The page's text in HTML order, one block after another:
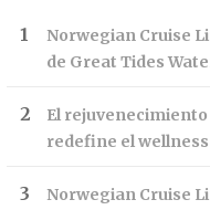
Norwegian Cruise
de Great Tides
El
redefine el
Norwegian Cruise